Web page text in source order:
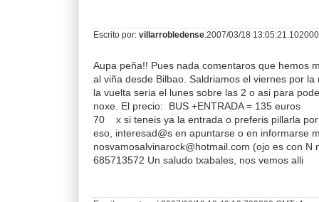
Escrito por: villarrobledense .2007/03/18
Aupa peña!! Pues nada comentaros que hemos
al viña desde Bilbao. Saldriamos el viernes por
la vuelta seria el lunes sobre las 2 o asi para
noxe. El precio: BUS +ENTRADA = 135
70 x si teneis ya la entrada o preferis pillarla
eso, interesad@s en apuntarse o en informarse
nosvamosalvinarock@hotmail.com (ojo es con N
685713572 Un saludo txabales, nos vemos alli